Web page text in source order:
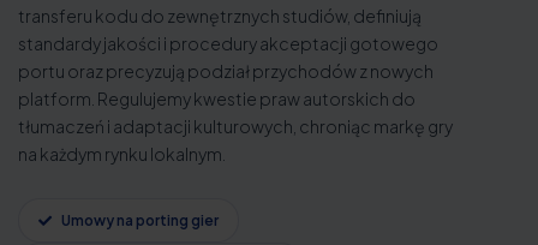
transferu kodu do zewnętrznych studiów, definiują
standardy jakości i procedury akceptacji gotowego
portu oraz precyzują podział przychodów z nowych
platform. Regulujemy kwestie praw autorskich do
tłumaczeń i adaptacji kulturowych, chroniąc markę gry
na każdym rynku lokalnym.
Umowy na porting gier